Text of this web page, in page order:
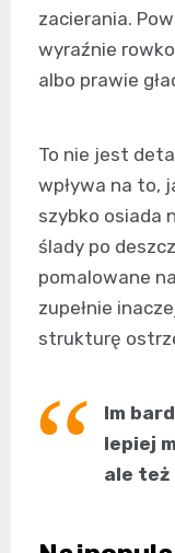
zacierania.
wyraźnie
albo prawie
To nie jest
wpływa na to,
szybko osiada
ślady po
pomalowane
zupełnie
strukturę
Im
lepiej
ale też